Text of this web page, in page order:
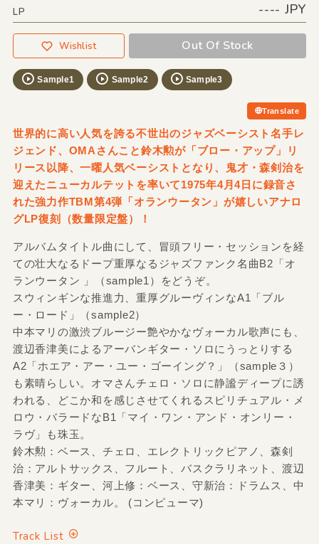
LP ---- JPY
Wishlist Out Of Stock
Sample1 Sample2 Sample3
Translate
世界的に高い人気を誇る不世出のジャズベーシスト名手レ
ジェンド、OMAさんこと鈴木勲が「ブロー・アップ」リ
リース以降、一曜人気ベーシストとなり、鬼才・森剣治を
迎えたニューカルテットを率いて1975年4月4日に録音さ
れた強力作TBM第4弾「オランウータン」が嬉しいアナロ
グLP復刻（数量限定盤）！
アルバムタイトル曲にして、冒頭フリー・セッションを経
ての壮大なるドープ重厚なるジャズファンク名曲B2「オ
ランウータン 」（sample1）をどうぞ。
スウィンギンな推進力、重厚グルーヴィンなA1「ブル
ー・ロード」（sample2）
中本マリの激渋ブルージー艶やかなヴォーカル歌声にも、
渡辺香津美によるアーバンギター・ソロにうっとりする
A2「ホエア・アー・ユー・ゴーイング？」（sample３）
も素晴らしい。オマさんチェロ・ソロに静謐ディープに誘
われる、どこか和を感じさせてくれるスピリチュアル・メ
ロウ・バラードなB1「マイ・ワン・アンド・オンリー・
ラヴ」も珠玉。
鈴木勲：ベース、チェロ、エレクトリックピアノ、森剣
治：アルトサックス、フルート、バスクラリネット、渡辺
香津美：ギター、河上修：ベース、守新治：ドラムス、中
本マリ：ヴォーカル。 (コンピューマ)
Track List